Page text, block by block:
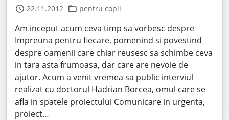
22.11.2012 pentru copii
Am inceput acum ceva timp sa vorbesc despre
Impreuna pentru fiecare, pomenind si povestind
despre oamenii care chiar reusesc sa schimbe ceva
in tara asta frumoasa, dar care are nevoie de
ajutor. Acum a venit vremea sa public interviul
realizat cu doctorul Hadrian Borcea, omul care se
afla in spatele proiectului Comunicare in urgenta,
proiect…